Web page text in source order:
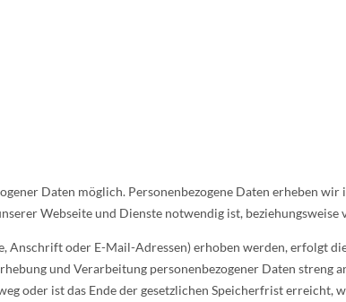
Daten möglich. Personenbezogene Daten erheben
Webseite und Dienste notwendig ist,
Anschrift oder E-Mail-Adressen) erhoben werden, erfolgt
und Verarbeitung personenbezogener Daten streng
oder ist das Ende der gesetzlichen Speicherfrist erreicht,